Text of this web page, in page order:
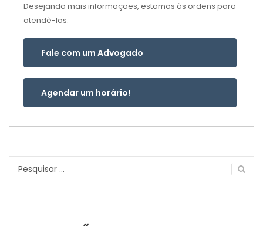
Desejando mais informações, estamos às ordens para
atendê-los.
Fale com um Advogado
Agendar um horário!
Pesquisar